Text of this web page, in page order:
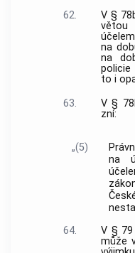
62.
V §
na
na
to i
63.
V §
zní:
„(5)
na
64.
V §
může